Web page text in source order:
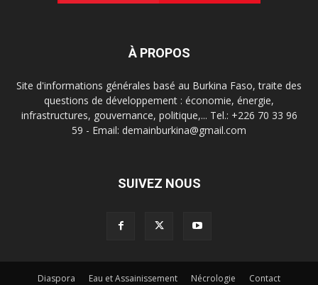
À PROPOS
Site d'informations générales basé au Burkina Faso, traite des
questions de développement : économie, énergie,
infrastructures, gouvernance, politique,... Tel.: +226 70 33 96
59 - Email: demainburkina@gmail.com
SUIVEZ NOUS
Diaspora Eau et Assainissement Nécrologie Contact